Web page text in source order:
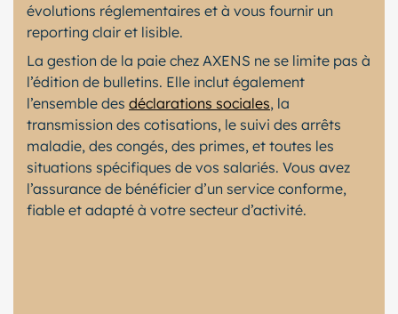
évolutions réglementaires et à vous fournir un
reporting clair et lisible.
La gestion de la paie chez AXENS ne se limite pas à
l’édition de bulletins. Elle inclut également
l’ensemble des déclarations sociales, la
transmission des cotisations, le suivi des arrêts
maladie, des congés, des primes, et toutes les
situations spécifiques de vos salariés. Vous avez
l’assurance de bénéficier d’un service conforme,
fiable et adapté à votre secteur d’activité.